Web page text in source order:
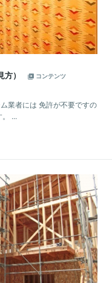
）
コンテンツ
業者には 免許が不要ですの
...